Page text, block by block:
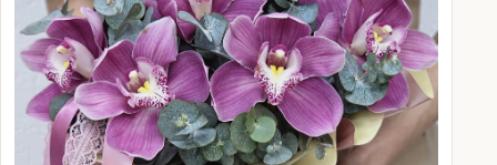
Сборные
букеты
Шары